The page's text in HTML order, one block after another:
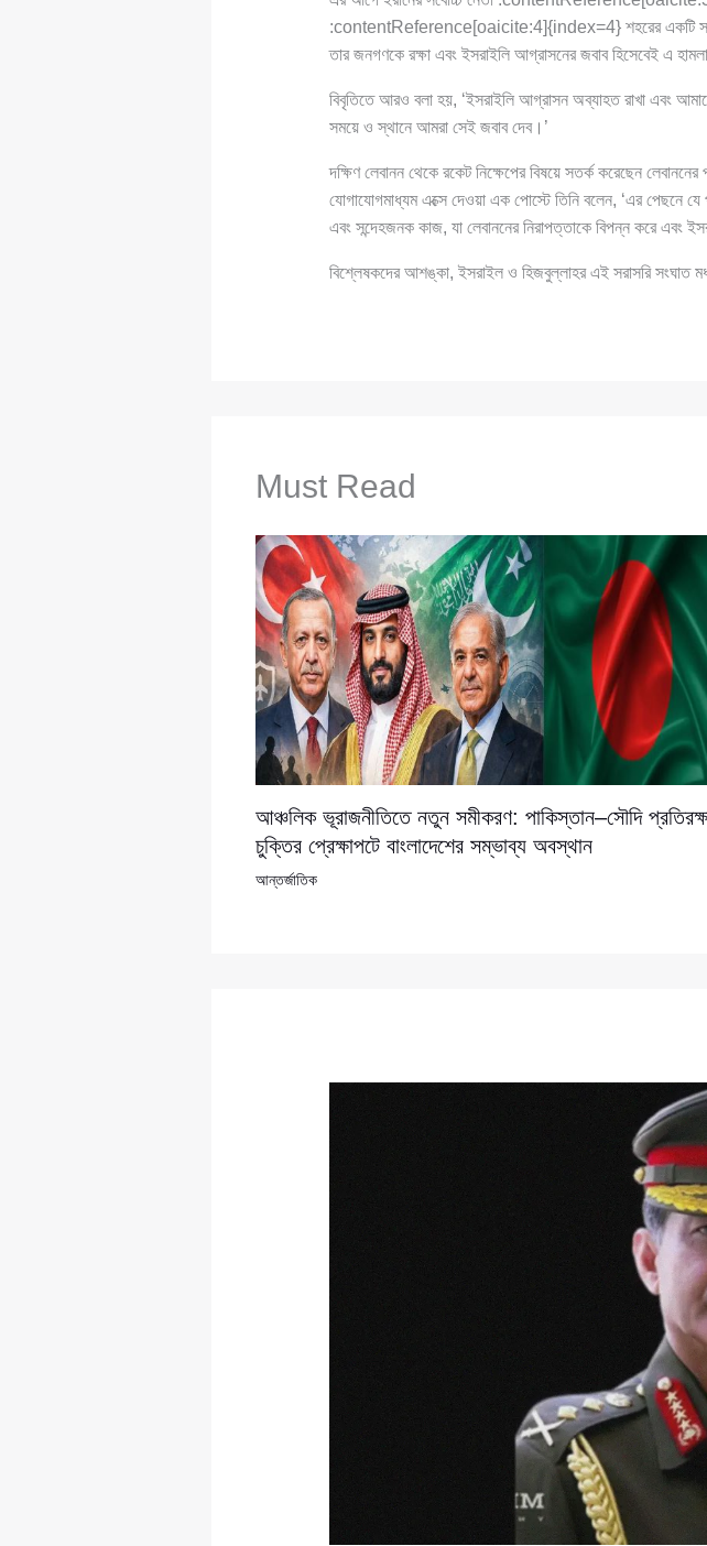
:contentReference[oaicite:4]{index=4} শহরের একটি সামরিক
তার জনগণকে রক্ষা এবং ইসরাইলি আগ্রাসনের জবাব হিসেবেই এ
বিবৃতিতে আরও বলা হয়, ‘ইসরাইলি আগ্রাসন অব্যাহত রাখা এবং
সময়ে ও স্থানে আমরা সেই জবাব দেব।’
দক্ষিণ লেবানন থেকে রকেট নিক্ষেপের বিষয়ে সতর্ক করেছেন
যোগাযোগমাধ্যম এক্সে দেওয়া এক পোস্টে তিনি বলেন, ‘এর পেছনে যে
এবং সন্দেহজনক কাজ, যা লেবাননের নিরাপত্তাকে বিপন্ন করে এবং
বিশ্লেষকদের আশঙ্কা, ইসরাইল ও হিজবুল্লাহর এই সরাসরি সংঘাত
Must Read
আঞ্চলিক ভূরাজনীতিতে নতুন সমীকরণ: পাকিস্তান–সৌদি
চুক্তির প্রেক্ষাপটে বাংলাদেশের সম্ভাব্য অবস্থান
আন্তর্জাতিক